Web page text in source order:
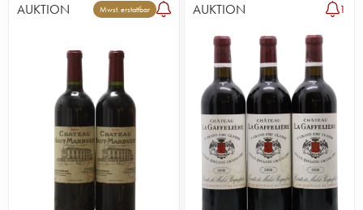
AUKTION Mwst. erstattbar AUKTION 1